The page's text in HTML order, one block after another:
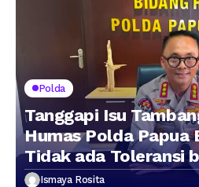
Polda
Tanggapi Isu
Humas Polda Papua
Tidak ada Toleransi
Anggota
Ismaya Rosita